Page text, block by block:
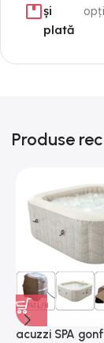
și
plată
Produse
acuzzi SPA